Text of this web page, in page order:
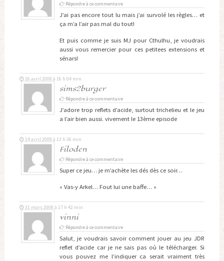
Répondre à ce commentaire
J’ai pas encore tout lu mais j’ai survolé les règles… et
ça m’a l’air pas mal du tout!
Et puis comme je suis MJ pour Cthulhu, je voudrais
aussi vous remercier pour ces petitees extensions et
sénars!
sims2burger
16 avril 2008 à 16 h 04 min
Répondre à ce commentaire
J’adore trop reflets d’acide, surtout trichelieu et le jeu
a l’air bien aussi. vivement le 13ème episode
Filoden
14 avril 2008 à 13 h 36 min
Répondre à ce commentaire
Super ce jeu… je m’achète les dés dès ce soir…
« Vas-y Arkel… Fout lui une baffe… »
vinni
31 mars 2008 à 17 h 42 min
Répondre à ce commentaire
Salut, je voudrais savoir comment jouer au jeu JDR
reflet d’acide car je ne sais pas où le télécharger. Si
vous pouvez me l’indiquer ca serait vraiment très